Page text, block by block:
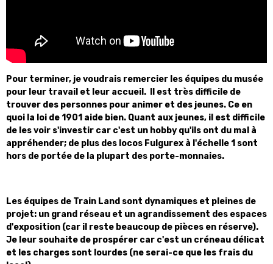
Pour terminer, je voudrais remercier les équipes du musée
pour leur travail et leur accueil. Il est très difficile de
trouver des personnes pour animer et des jeunes. Ce en
quoi la loi de 1901 aide bien. Quant aux jeunes, il est difficile
de les voir s'investir car c'est un hobby qu'ils ont du mal à
appréhender; de plus des locos Fulgurex à l'échelle 1 sont
hors de portée de la plupart des porte-monnaies.
Les équipes de Train Land sont dynamiques et pleines de
projet: un grand réseau et un agrandissement des espaces
d'exposition (car il reste beaucoup de pièces en réserve).
Je leur souhaite de prospérer car c'est un créneau délicat
et les charges sont lourdes (ne serai-ce que les frais du